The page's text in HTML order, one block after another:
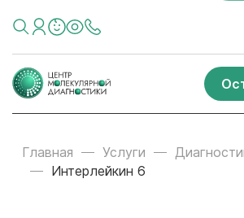
Главная Услуги
Интерлейкин 6